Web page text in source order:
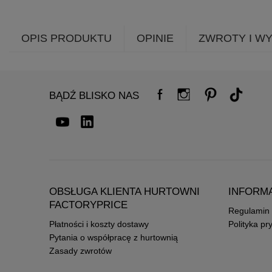
OPIS PRODUKTU OPINIE ZWROTY I
BĄDŹ BLISKO NAS
OBSŁUGA KLIENTA HURTOWNI
FACTORYPRICE
Płatności i koszty dostawy
Pytania o współpracę z hurtownią
Zasady zwrotów
Regulamin
Polityka